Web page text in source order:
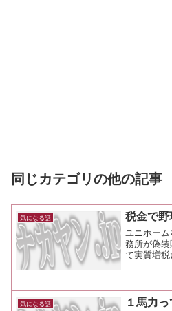
同じカテゴリの他の記事
気になる話 税金で
ユニホー
務所が偽
て実質増
読売の記
保庁の話
ロと出て
気になる話 １馬力